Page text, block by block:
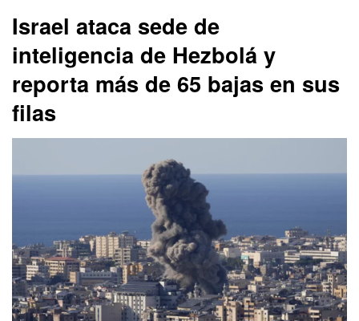
Israel ataca sede de
inteligencia de Hezbolá y
reporta más de 65 bajas en sus
filas